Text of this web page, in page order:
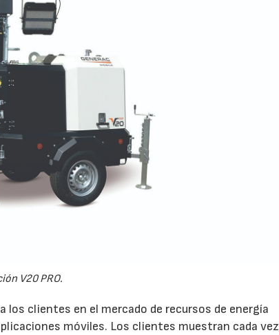
V20 PRO.
clientes en el mercado de recursos de energía
móviles. Los clientes muestran cada vez
28/07/2026